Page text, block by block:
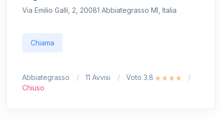
Via Emilio Galli, 2, 20081 Abbiategrasso MI, Italia
Chiama
Abbiategrasso 11 Avvisi
Voto 3.8
Chiuso